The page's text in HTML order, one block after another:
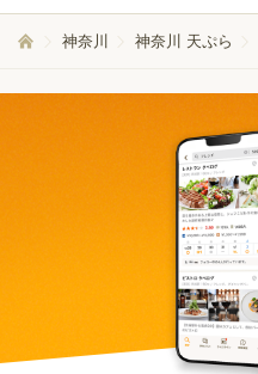
神奈川 神奈川 天ぷら